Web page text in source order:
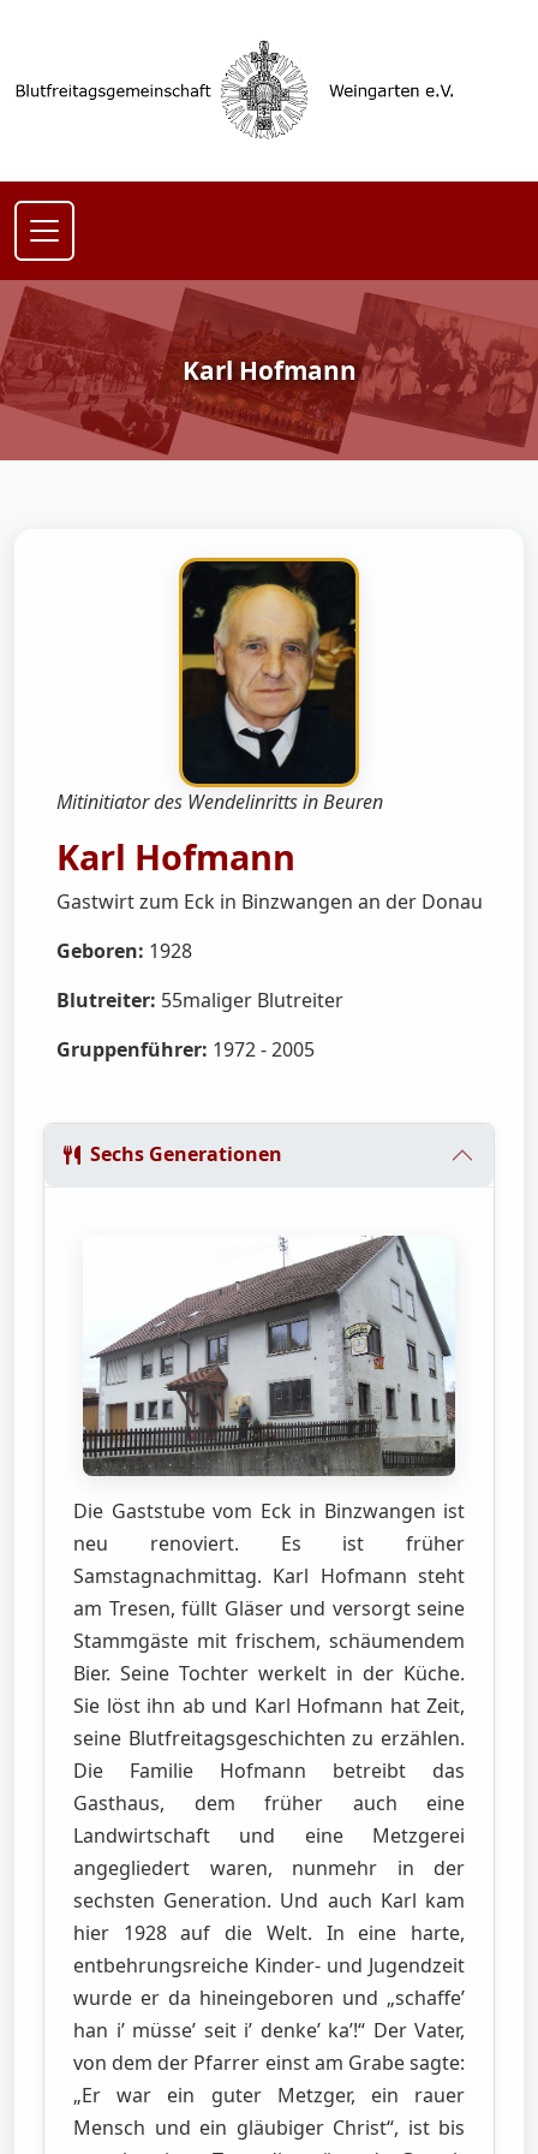
Karl Hofmann
Mitinitiator des Wendelinritts in Beuren
Karl Hofmann
Gastwirt zum Eck in Binzwangen an der Donau
Geboren: 1928
Blutreiter: 55maliger Blutreiter
Gruppenführer: 1972 - 2005
Sechs Generationen
Die Gaststube vom Eck in Binzwangen ist
neu renoviert. Es ist früher
Samstagnachmittag. Karl Hofmann steht
am Tresen, füllt Gläser und versorgt seine
Stammgäste mit frischem, schäumendem
Bier. Seine Tochter werkelt in der Küche.
Sie löst ihn ab und Karl Hofmann hat Zeit,
seine Blutfreitagsgeschichten zu erzählen.
Die Familie Hofmann betreibt das
Gasthaus, dem früher auch eine
Landwirtschaft und eine Metzgerei
angegliedert waren, nunmehr in der
sechsten Generation. Und auch Karl kam
hier 1928 auf die Welt. In eine harte,
entbehrungsreiche Kinder- und Jugendzeit
wurde er da hineingeboren und „schaffe’
han i’ müsse’ seit i’ denke’ ka’!“ Der Vater,
von dem der Pfarrer einst am Grabe sagte:
„Er war ein guter Metzger, ein rauer
Mensch und ein gläubiger Christ“, ist bis